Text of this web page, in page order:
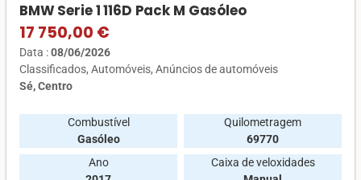
BMW Serie 1 116D Pack M Gasóleo
17 750,00 €
Data :08/06/2026
Classificados Automóveis Anúncios de automóveis
Sé, Centro
Combustível
Gasóleo
Quilometragem
69770
Ano
Caixa de veloxidades